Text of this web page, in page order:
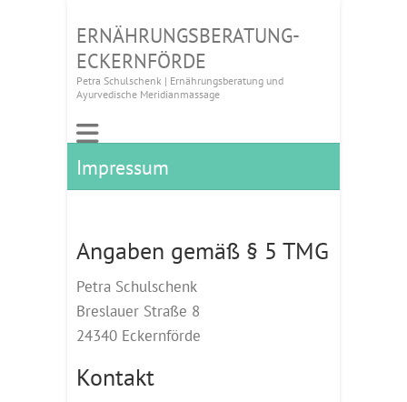
ERNÄHRUNGSBERATUNG-
ECKERNFÖRDE
Petra Schulschenk | Ernährungsberatung und
Ayurvedische Meridianmassage
Impressum
Angaben gemäß § 5 TMG
Petra Schulschenk
Breslauer Straße 8
24340 Eckernförde
Kontakt